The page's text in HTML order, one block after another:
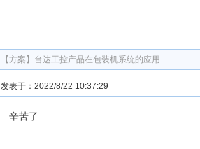
【方案】 台达工控产品在包装机系统的应用
发表于：2022/8/22 10:37:29
辛苦了